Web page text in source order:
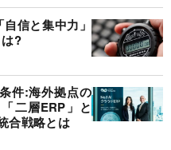
信と集中力」
?
件:海外拠点の
二層ERP」と
合戦略とは